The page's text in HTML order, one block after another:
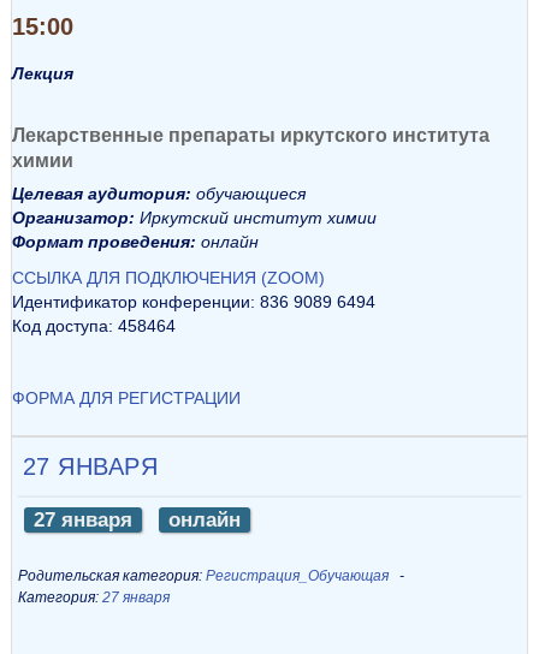
15:00
Лекция
Лекарственные препараты иркутского института
химии
Целевая аудитория: обучающиеся
Организатор: Иркутский институт химии
Формат проведения: онлайн
ССЫЛКА ДЛЯ ПОДКЛЮЧЕНИЯ (ZOOM)
Идентификатор конференции: 836 9089 6494
Код доступа: 458464
ФОРМА ДЛЯ РЕГИСТРАЦИИ
27 ЯНВАРЯ
27 января онлайн
Родительская категория: Регистрация_Обучающая
Категория: 27 января